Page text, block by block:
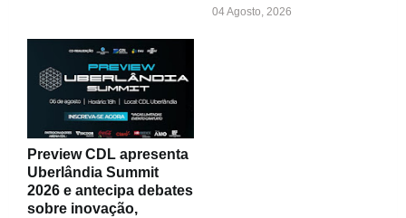
04 Agosto, 2026
Preview CDL apresenta
Uberlândia Summit
2026 e antecipa debates
sobre inovação,